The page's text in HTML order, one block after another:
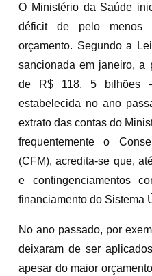
O Ministério da Saúde
déficit de pelo
orçamento. Segundo a
sancionada em janeiro, a
de R$ 118, 5 bilhões
estabelecida no ano
extrato das contas do
frequentemente o
(CFM), acredita-se que,
e contingenciamentos
financiamento do Sistema
No ano passado, por
deixaram de ser
apesar do maior